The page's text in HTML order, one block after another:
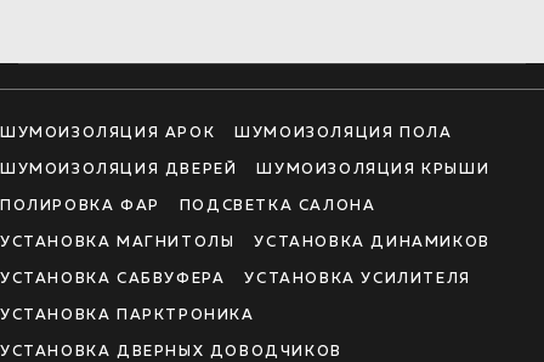
ШУМОИЗОЛЯЦИЯ АРОК ШУМОИЗОЛЯЦИЯ ПОЛА
ШУМОИЗОЛЯЦИЯ ДВЕРЕЙ ШУМОИЗОЛЯЦИЯ КРЫШИ
ПОЛИРОВКА ФАР ПОДСВЕТКА САЛОНА
УСТАНОВКА МАГНИТОЛЫ УСТАНОВКА ДИНАМИКОВ
УСТАНОВКА САБВУФЕРА УСТАНОВКА УСИЛИТЕЛЯ
УСТАНОВКА ПАРКТРОНИКА
УСТАНОВКА ДВЕРНЫХ ДОВОДЧИКОВ